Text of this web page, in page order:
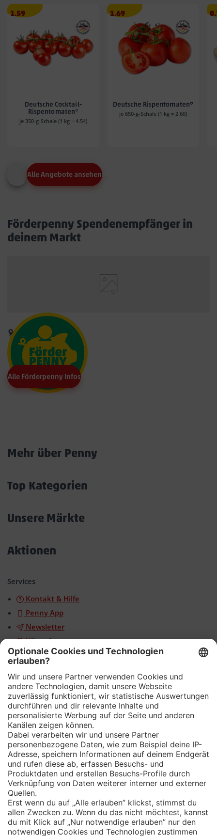
Angebotspreis
1.59
1.59
Deutsche Cocktail-
Rispentomaten*
je 350-g-Schale (1 kg = 4.54)
Angebotspreis
1.69
1.69
Deutsche Rispentomaten*
je 650-g-Schale (1 kg = 2.60)
Alle Angebote ansehen
Förderpenny Spendenempfänger in
deinem Markt
Alle Förderpenny Infos
Mehr über Penny
Top Kategorien
Unsere Märkte
Aktionen
Services
Kontakt & Hilfe
Penny App
Newsletter
WhatsApp
App
Eishockey